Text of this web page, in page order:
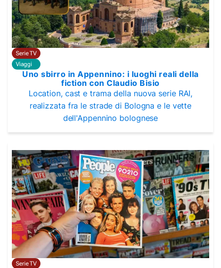
Serie TV
Viaggi
Uno sbirro in Appennino: i luoghi reali della
fiction con Claudio Bisio
Location, cast e trama della nuova serie RAI,
realizzata fra le strade di Bologna e le vette
dell'Appennino bolognese
Serie TV